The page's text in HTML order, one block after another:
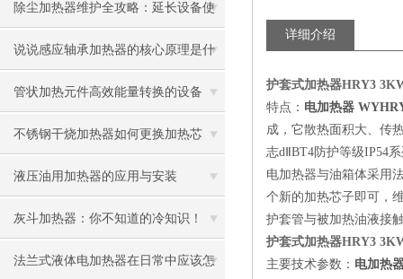
除尘加热器维护全攻略：延长设备使
用寿命
说说感应轴承加热器的核心原理是什
么呢
管状加热元件高效能量转换的设备
不锈钢干烧加热器如何更换加热芯
液压油用加热器的应用与安装
灰斗加热器：你不知道的冷知识！
法兰式液体电加热器在日常中应该怎
详细介绍
护套式加热器HRY3
特点： 电加热器
成，它散热面积大、传
志dⅡBT4防护等级IP54
电加热器与油箱体采用
个新的加热芯子即可，
护套管与被加热油液接
护套式加热器HRY3
主要技术参数： 电加热